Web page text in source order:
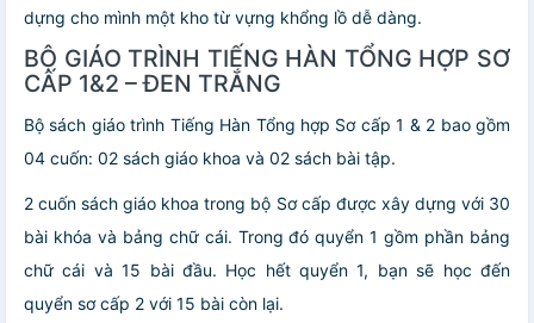
dựng cho mình một kho từ vựng khổng lồ dễ dàng.
BỘ GIÁO TRÌNH TIẾNG HÀN TỔNG HỢP SƠ
CẤP 1&2 – ĐEN TRẮNG
Bộ sách giáo trình Tiếng Hàn Tổng hợp Sơ cấp 1 & 2 bao gồm
04 cuốn: 02 sách giáo khoa và 02 sách bài tập.
2 cuốn sách giáo khoa trong bộ Sơ cấp được xây dựng với 30
bài khóa và bảng chữ cái. Trong đó quyển 1 gồm phần bảng
chữ cái và 15 bài đầu. Học hết quyển 1, bạn sẽ học đến
quyển sơ cấp 2 với 15 bài còn lại.